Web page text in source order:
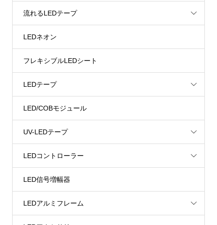
流れるLEDテープ
LEDネオン
フレキシブルLEDシート
LEDテープ
LED/COBモジュール
UV-LEDテープ
LEDコントローラー
LED信号増幅器
LEDアルミフレーム